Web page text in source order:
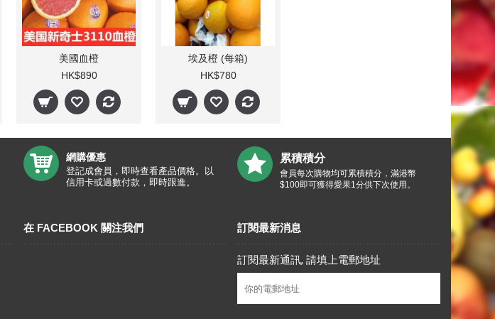
美國血橙
HK$890
埃及橙 (每箱)
HK$780
網購優惠
登記成會員，即時查看產品價格。以
信用卡或過數付款，即時跟進。
累積積分
會員每次購物均可累積積分，滿港幣
$100即可獲得愛果1分供下次使用。
在 FACEBOOK 關注我們 訂閱最新消息
訂閱最新通訊, 請填上電郵地址